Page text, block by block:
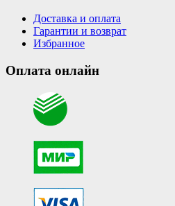
Доставка и оплата
Гарантии и возврат
Избранное
Оплата онлайн